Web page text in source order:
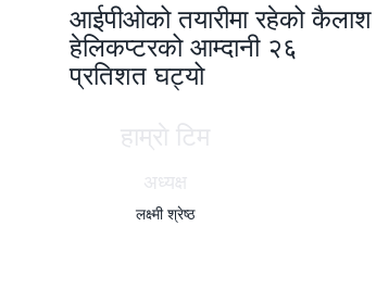
आईपीओको तयारीमा रहेको कैलाश
हेलिकप्टरको आम्दानी २६
प्रतिशत घट्यो
हाम्राे टिम
अध्यक्ष
लक्ष्मी श्रेष्ठ